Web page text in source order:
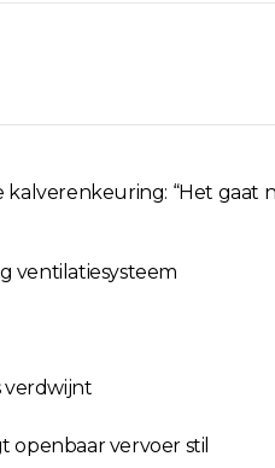
“Het gaat
ventilatiesysteem
verdwijnt
openbaar vervoer stil